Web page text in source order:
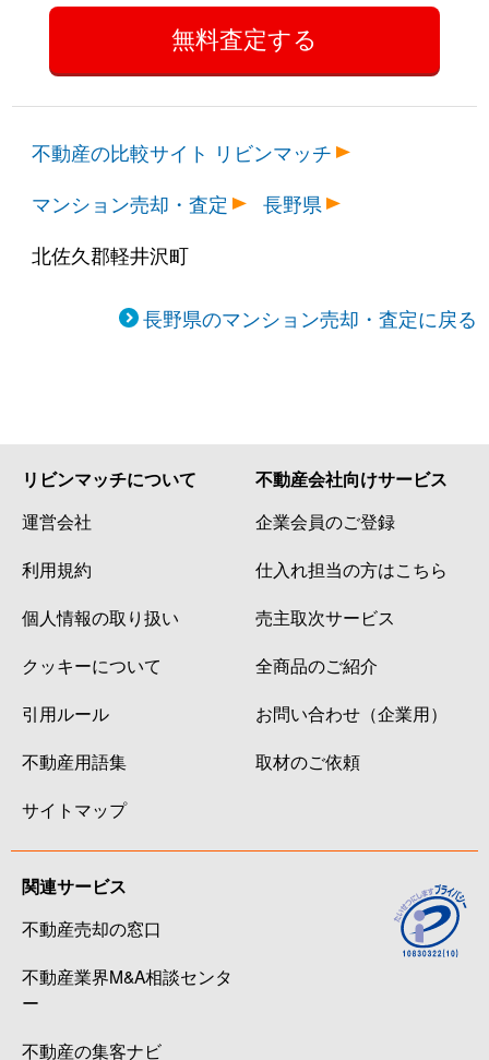
不動産の比較サイト リビンマッチ
マンション売却・査定
長野県
北佐久郡軽井沢町
長野県のマンション売却・査定に戻る
リビンマッチについて
運営会社
利用規約
個人情報の取り扱い
クッキーについて
引用ルール
不動産用語集
サイトマップ
不動産会社向けサービス
企業会員のご登録
仕入れ担当の方はこちら
売主取次サービス
全商品のご紹介
お問い合わせ（企業用）
取材のご依頼
関連サービス
不動産売却の窓口
不動産業界M&A相談センタ
ー
不動産の集客ナビ